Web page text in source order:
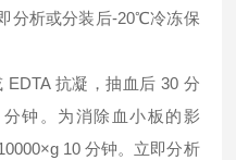
分析或分装后-20℃冷冻保
抗凝，抽血后 30 分
钟。为消除血小板的影
10 分钟。立即分析